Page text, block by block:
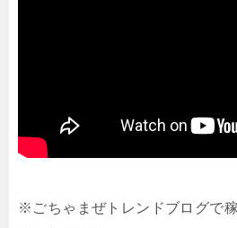
※ごちゃまぜトレンドブログで